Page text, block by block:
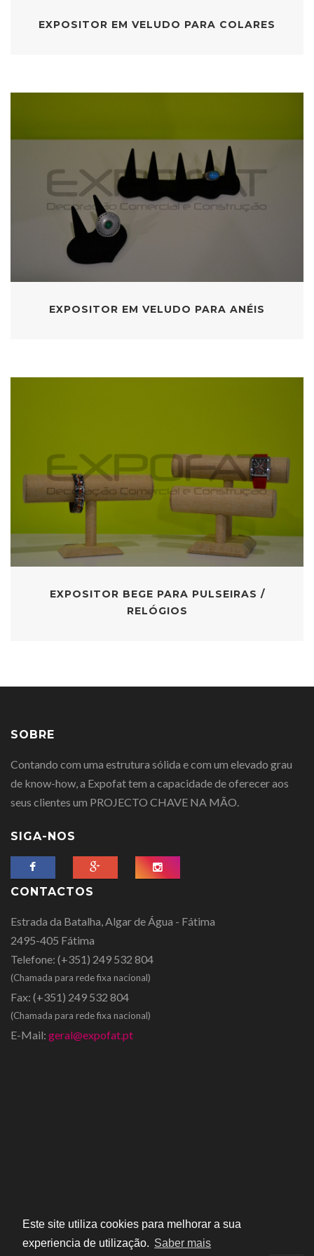
Este site utiliza cookies para melhorar a sua
experiencia de utilização. Saber mais
EXPOSITOR EM VELUDO PARA COLARES
EXPOSITOR EM VELUDO PARA ANÉIS
EXPOSITOR BEGE PARA PULSEIRAS /
RELÓGIOS
SOBRE
Contando com uma estrutura sólida e com um elevado grau
de know-how, a Expofat tem a capacidade de oferecer aos
seus clientes um PROJECTO CHAVE NA MÃO.
SIGA-NOS
CONTACTOS
Estrada da Batalha, Algar de Água - Fátima
2495-405 Fátima
Telefone: (+351) 249 532 804
(Chamada para rede fixa nacional)
Fax: (+351) 249 532 804
(Chamada para rede fixa nacional)
E-Mail: geral@expofat.pt